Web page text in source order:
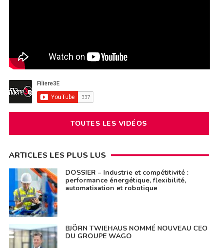
TOUTES LES VIDÉOS
ARTICLES LES PLUS LUS
DOSSIER – Industrie et compétitivité :
performance énergétique, flexibilité,
automatisation et robotique
BJÖRN TWIEHAUS NOMMÉ NOUVEAU CEO
DU GROUPE WAGO